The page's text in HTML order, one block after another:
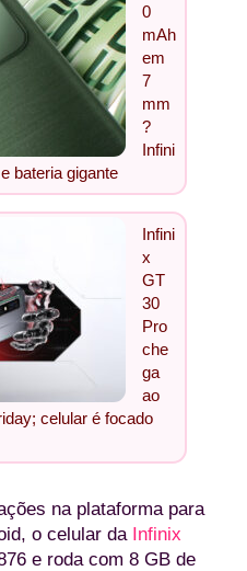
0
mAh
em
7
mm
?
Infini
bateria gigante
Infini
x
GT
30
Pro
che
ga
ao
celular é focado
na plataforma para
o celular da Infinix
e roda com 8 GB de